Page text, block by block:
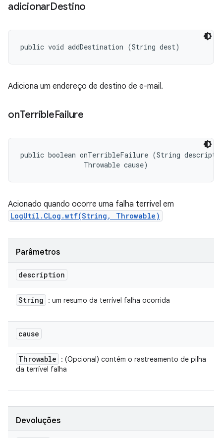
adicionarDestino
public void addDestination (String dest)
Adiciona um endereço de destino de e-mail.
onTerribleFailure
public boolean onTerribleFailure (String
                Throwable cause)
Acionado quando ocorre uma falha terrível em
LogUtil.CLog.wtf(String, Throwable)
Parâmetros
description
String : um resumo da terrível falha ocorrida
cause
Throwable
: (Opcional) contém o rastreamento de pilha
da terrível falha
Devoluções